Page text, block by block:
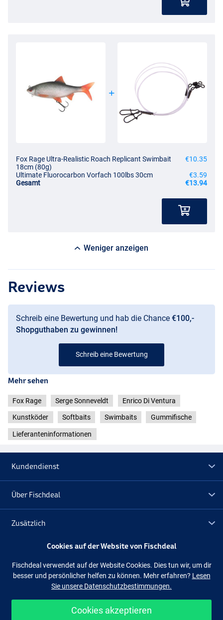
Fox Rage Ultra-Realistic Roach Replicant Swimbait
18cm (80g)
€10.35
Ultimate Fluorocarbon Vorfach 100lbs 30cm
€3.59
Gesamt
€13.94
Weniger anzeigen
Reviews
Schreib eine Bewertung und hab die Chance €100,-
Shopguthaben zu gewinnen!
Schreib eine Bewertung
Mehr sehen
Fox Rage Serge Sonneveldt Enrico Di Ventura
Kunstköder Softbaits Swimbaits Gummifische
Lieferanteninformationen
Kundendienst
Über Fischdeal
Zusätzlich
Lagerräumung
Facebook
Cookies auf der Website von Fischdeal
Fischdeal verwendet auf der Website Cookies. Dies tun wir, um dir
besser und persönlicher helfen zu können. Mehr erfahren? Lesen
Sie unsere Datenschutzbestimmungen.
Cookies akzeptieren